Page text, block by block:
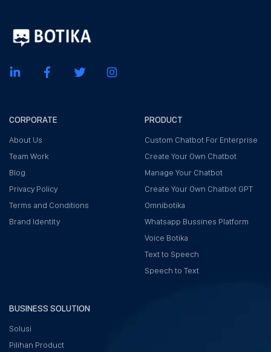
CORPORATE
About Us
Team Work
Blog
Privacy Policy
Terms and Conditions
Brand Identity
PRODUCT
Custom Chatbot For Enterprise
Create Your Own Chatbot
Manage Your Chatbot
Create Your Own Chatbot GPT
Omnibotika
Whatsapp Bussines Platform
Voice Botika
Text to Speech
Speech to Text
BUSINESS SOLUTION
Solusi
Pilihan Product